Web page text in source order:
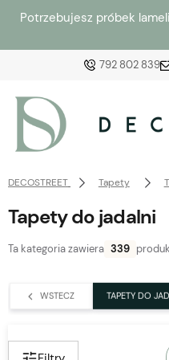
Potrzebujesz próbek
792 802 839
zaloguj się, aby
z
DECOSTREET Tapety
Tapety do jadalni
Ta kategoria zawiera 339
WSTECZ TAPETY DO